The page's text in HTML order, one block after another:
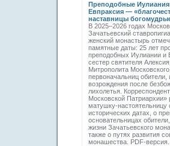
Преподобные Иулиания
Евпраксия —
наставницы
В 2025–2026 годах
Зачатьевский
женский монастырь
памятные даты: 25 лет
преподобных Иулиании и
сестер святителя Алексия,
Митрополита Московского,
первоначальниц обители,
возрождения после
лихолетья.
Московской Патриархии»
матушку-настоятельницу
исторических датах, о
основательницах
жизни Зачатьевского
также о путях развития
монашества. PDF-версия.